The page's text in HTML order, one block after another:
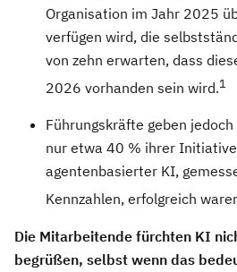
Organisation im Jahr 2025
verfügen wird, die
von zehn erwarten, dass
2026 vorhanden sein wird.1
Führungskräfte geben
nur etwa 40 % ihrer
agentenbasierter KI,
Kennzahlen, erfolgreich
Die Mitarbeitende fürchten KI
begrüßen, selbst wenn das